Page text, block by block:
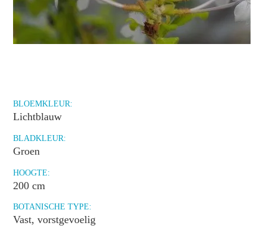
BLOEMKLEUR:
Lichtblauw
BLADKLEUR:
Groen
HOOGTE:
200 cm
BOTANISCHE TYPE:
Vast, vorstgevoelig